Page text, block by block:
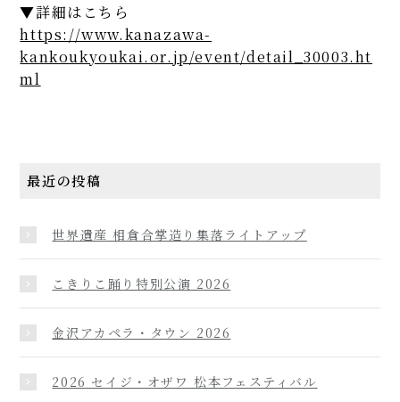
▼詳細はこちら
https://www.kanazawa-
kankoukyoukai.or.jp/event/detail_30003.ht
ml
最近の投稿
世界遺産 相倉合掌造り集落ライトアップ
こきりこ踊り特別公演 2026
金沢アカペラ・タウン 2026
2026 セイジ・オザワ 松本フェスティバル